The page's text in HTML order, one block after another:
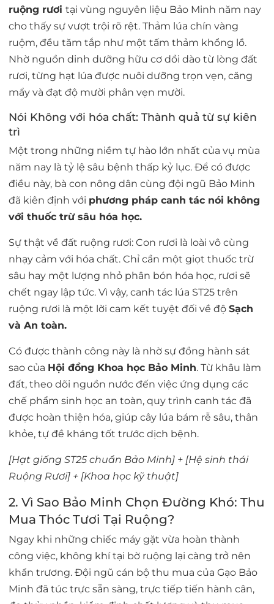
ruộng rươi tại vùng nguyên liệu Bảo Minh năm nay
cho thấy sự vượt trội rõ rệt. Thảm lúa chín vàng
ruộm, đều tăm tắp như một tấm thảm khổng lồ.
Nhờ nguồn dinh dưỡng hữu cơ dồi dào từ lòng đất
rươi, từng hạt lúa được nuôi dưỡng trọn vẹn, căng
mẩy và đạt độ mười phân vẹn mười.
Nói Không với hóa chất: Thành quả từ sự kiên
trì
Một trong những niềm tự hào lớn nhất của vụ mùa
năm nay là tỷ lệ sâu bệnh thấp kỷ lục. Để có được
điều này, bà con nông dân cùng đội ngũ Bảo Minh
đã kiên định với phương pháp canh tác nói không
với thuốc trừ sâu hóa học.
Sự thật về đất ruộng rươi: Con rươi là loài vô cùng
nhạy cảm với hóa chất. Chỉ cần một giọt thuốc trừ
sâu hay một lượng nhỏ phân bón hóa học, rươi sẽ
chết ngay lập tức. Vì vậy, canh tác lúa ST25 trên
ruộng rươi là một lời cam kết tuyệt đối về độ Sạch
và An toàn.
Có được thành công này là nhờ sự đồng hành sát
sao của Hội đồng Khoa học Bảo Minh. Từ khâu làm
đất, theo dõi nguồn nước đến việc ứng dụng các
chế phẩm sinh học an toàn, quy trình canh tác đã
được hoàn thiện hóa, giúp cây lúa bám rễ sâu, thân
khỏe, tự đề kháng tốt trước dịch bệnh.
[Hạt giống ST25 chuẩn Bảo Minh] + [Hệ sinh thái
Ruộng Rươi] + [Khoa học kỹ thuật]
2. Vì Sao Bảo Minh Chọn Đường Khó: Thu
Mua Thóc Tươi Tại Ruộng?
Ngay khi những chiếc máy gặt vừa hoàn thành
công việc, không khí tại bờ ruộng lại càng trở nên
khẩn trương. Đội ngũ cán bộ thu mua của Gạo Bảo
Minh đã túc trực sẵn sàng, trực tiếp tiến hành cân,